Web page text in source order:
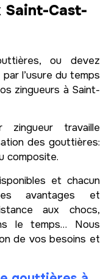
Saint-Cast-
ou devez
l’usure du temps
zingueurs à Saint-
travaille
des gouttières:
composite.
et chacun
avantages et
aux chocs,
le temps… Nous
de vos besoins et